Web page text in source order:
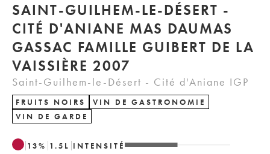
SAINT-GUILHEM-LE-DÉSERT -
CITÉ D'ANIANE MAS DAUMAS
GASSAC FAMILLE GUIBERT DE LA
VAISSIÈRE 2007
Saint-Guilhem-le-Désert - Cité d'Aniane IGP
FRUITS NOIRS
VIN DE GASTRONOMIE
VIN DE GARDE
13% 1.5 L INTENSITÉ